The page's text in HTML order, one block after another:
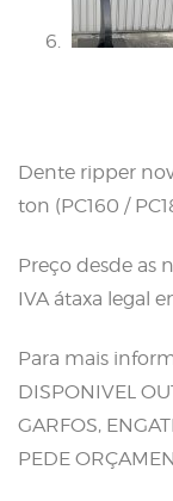
Dente ripper
ton (PC160 /
Preço desde as
IVA átaxa legal
Para mais
DISPONIVEL
GARFOS,
PEDE